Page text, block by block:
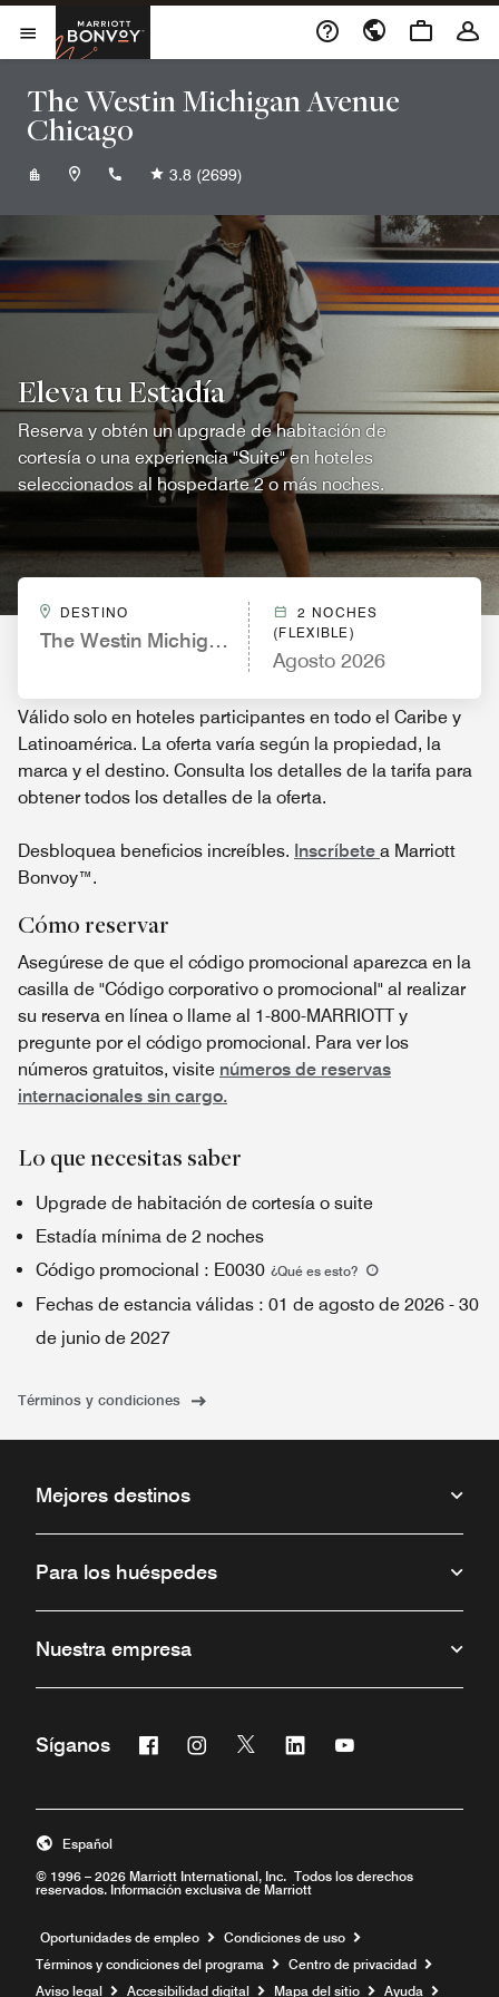
Skip to Content
Abrir el menú
Marriott Bonvoy
The Westin Michigan Avenue
Chicago
+13129437200
3.8 (2699)
Eleva tu Estadía
Reserva y obtén un upgrade de habitación de
cortesía o una experiencia "Suite" en hoteles
seleccionados al hospedarte 2 o más noches.
DESTINO
The Westin Michigan Avenue Chicago
2 NOCHES
(FLEXIBLE)
Agosto 2026
Válido solo en hoteles participantes en todo el Caribe y
Latinoamérica. La oferta varía según la propiedad, la
marca y el destino. Consulta los detalles de la tarifa para
obtener todos los detalles de la oferta.
Desbloquea beneficios increíbles. Inscríbete a Marriott
Bonvoy™.
Cómo reservar
Asegúrese de que el código promocional aparezca en la
casilla de "Código corporativo o promocional" al realizar
su reserva en línea o llame al 1-800-MARRIOTT y
pregunte por el código promocional. Para ver los
números gratuitos, visite números de reservas
internacionales sin cargo.
Lo que necesitas saber
Upgrade de habitación de cortesía o suite
Estadía mínima de 2 noches
Código promocional : E0030 ¿Qué es esto?
Fechas de estancia válidas : 01 de agosto de 2026 - 30
de junio de 2027
Términos y condiciones
Mejores destinos
Para los huéspedes
Nuestra empresa
Síganos Facebook
Abre una ventana nueva
Instagram
Abre una ventana nueva
Twitter
Abre una ventana nueva
Linkedin
Abre una ventana nueva
Abre una ventana
© 1996 – 2026 Marriott International, Inc. Todos los derechos
reservados. Información exclusiva de Marriott
Español
Oportunidades de empleo Abre una ventana nueva
Condiciones de uso
Términos y condiciones del programa
Centro de privacidad
Aviso legal
Accesibilidad digital Mapa del sitio Ayuda